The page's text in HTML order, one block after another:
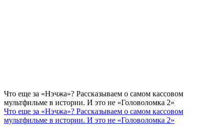
Что еще за «Нэчжа»? Рассказываем о самом кассовом
мультфильме в истории. И это не «Головоломка 2»
Что еще за «Нэчжа»? Рассказываем о самом кассовом
мультфильме в истории. И это не «Головоломка 2»